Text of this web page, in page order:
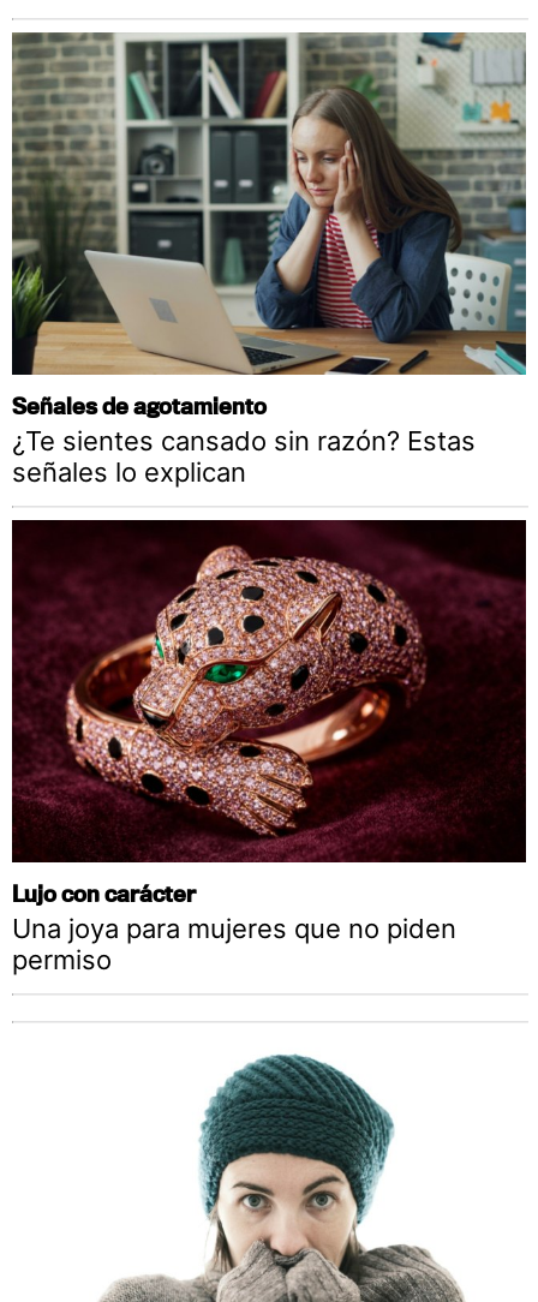
Señales de agotamiento
¿Te sientes cansado sin razón? Estas
señales lo explican
Lujo con carácter
Una joya para mujeres que no piden
permiso